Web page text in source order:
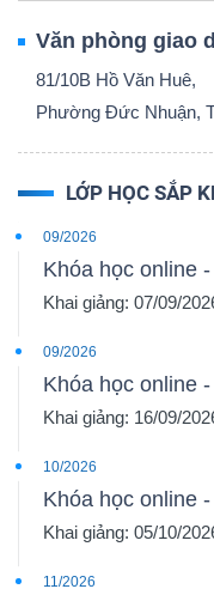
Văn phòng giao
81/10B Hồ Văn Huê,
Phường Đức Nhuận,
LỚP HỌC SẮP
09/2026
Khóa học online
Khai giảng: 07/09/
09/2026
Khóa học online
Khai giảng: 16/09/
10/2026
Khóa học online
Khai giảng: 05/10/
11/2026